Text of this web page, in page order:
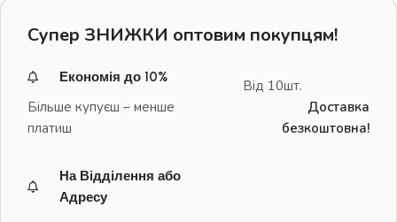
Супер ЗНИЖКИ оптовим покупцям!
Економія до 10%
Більше купуєш – менше
платиш
Від 10шт.
Доставка
безкоштовна!
На Відділення або
Адресу